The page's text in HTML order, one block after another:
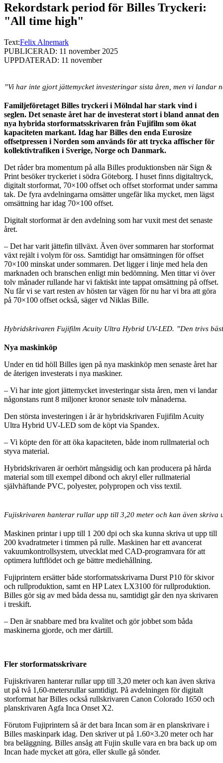
Rekordstark period för Billes Tryckeri:
"All time high"
Text:Felix Alnemark
PUBLICERAD: 11 november 2025
UPPDATERAD: 11 november
”Vi har inte gjort jättemycket investeringar sista åren, men vi
Familjeföretaget Billes tryckeri i Mölndal har stark vind i
seglen. Det senaste året har de investerat stort i bland annat den
nya hybrida storformatsskrivaren från Fujifilm som ökat
kapaciteten markant. Idag har Billes den enda Eurosize
offsetpressen i Norden som används för att trycka affischer för
kollektivtrafiken i Sverige, Norge och Danmark.
Det råder bra momentum på alla Billes produktionsben när Sign &
Print besöker tryckeriet i södra Göteborg. I huset finns digitaltryck,
digitalt storformat, 70×100 offset och offset storformat under samma
tak. De fyra avdelningarna omsätter ungefär lika mycket, men lägst
omsättning har idag 70×100 offset.
Digitalt storformat är den avdelning som har vuxit mest det senaste
året.
– Det har varit jättefin tillväxt. Även över sommaren har storformat
växt rejält i volym för oss. Samtidigt har omsättningen för offset
70×100 minskat under sommaren. Det ligger i linje med hela den
marknaden och branschen enligt min bedömning. Men tittar vi över
tolv månader rullande har vi faktiskt inte tappat omsättning på offset.
Nu får vi se vart resten av hösten tar vägen för nu har vi bra att göra
på 70×100 offset också, säger vd Niklas Bille.
Hybridskrivaren Fujifilm Acuity Ultra Hybrid UV-LED. ”Den trivs
Nya maskinköp
Under en tid höll Billes igen på nya maskinköp men senaste året har
de återigen investerats i nya maskiner.
– Vi har inte gjort jättemycket investeringar sista åren, men vi landar
någonstans runt 8 miljoner kronor senaste tolv månaderna.
Den största investeringen i år är hybridskrivaren Fujifilm Acuity
Ultra Hybrid UV-LED som de köpt via Spandex.
– Vi köpte den för att öka kapaciteten, både inom rullmaterial och
styva material.
Hybridskrivaren är oerhört mångsidig och kan producera på hårda
material som till exempel dibond och akryl eller rullmaterial
självhäftande PVC, polyester, polypropen och viss textil.
Fujiskrivaren hanterar rullar upp till 3,20 meter och kan även skriva
Maskinen printar i upp till 1 200 dpi och ska kunna skriva ut upp till
200 kvadratmeter i timmen på rulle. Maskinen har ett avancerat
vakuumkontrollsystem, utvecklat med CAD-programvara för att
optimera luftflödet och ge bättre mediehållning.
Fujiprintern ersätter både storformatsskrivarna Durst P10 för skivor
och rullproduktion, samt en HP Latex LX3100 för rullproduktion.
Billes gör sig av med båda dessa nu, samtidigt går den nya skrivaren
i treskift.
– Den är snabbare med bra kvalitet och gör jobbet som båda
maskinerna gjorde, och mer därtill.
Fler storformatsskrivare
Fujiskrivaren hanterar rullar upp till 3,20 meter och kan även skriva
ut på två 1,60-metersrullar samtidigt. På avdelningen för digitalt
storformat har Billes också rullskrivaren Canon Colorado 1650 och
planskrivaren Agfa Inca Onset X2.
Förutom Fujiprintern så är det bara Incan som är en planskrivare i
Billes maskinpark idag. Den skriver ut på 1.60×3.20 meter och har
bra beläggning. Billes ansåg att Fujin skulle vara en bra back up om
Incan hade mycket att göra, eller skulle gå sönder.